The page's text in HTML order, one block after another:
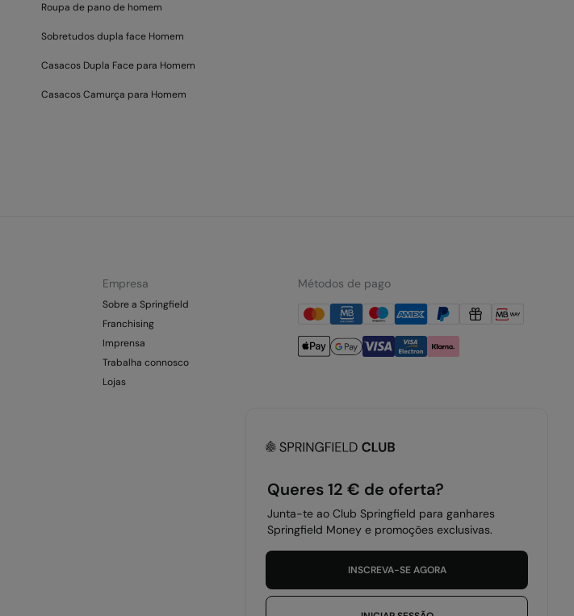
Roupa de pano de homem
Sobretudos dupla face Homem
Casacos Dupla Face para Homem
Casacos Camurça para Homem
Empresa
Sobre a Springfield
Franchising
Imprensa
Trabalha connosco
Lojas
Métodos de pago
Portugal - Madeira Português
Queres 12 € de oferta?
Junta-te ao Club Springfield para ganhares
Springfield Money e promoções exclusivas.
INSCREVA-SE AGORA